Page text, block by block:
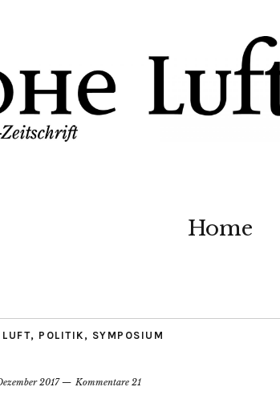
Home
LUFT, POLITIK , SYMPOSIUM
2017 Kommentare 21